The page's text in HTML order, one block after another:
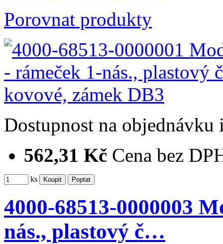
Porovnat produkty
Dostupnost na objednávku
562,31 Kč Cena bez
ks
4000-68513-0000003
nás., plastový č…